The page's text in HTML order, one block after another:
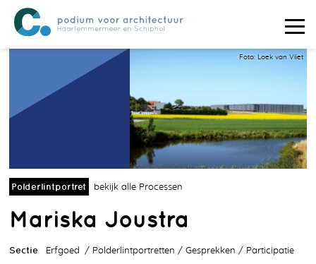
Foto: Loek van Vliet
Polderlintportret bekijk alle Processen
Mariska Joustra
Sectie Erfgoed Polderlintportretten Gesprekken Participatie